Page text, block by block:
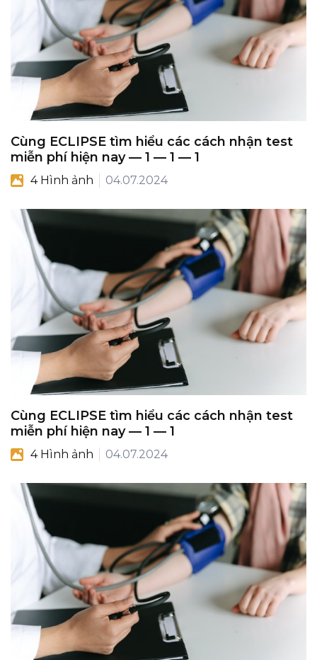
Cùng ECLIPSE tìm hiểu các cách nhận test
miễn phí hiện nay — 1 — 1 — 1
4 Hình ảnh 04.07.2024
Cùng ECLIPSE tìm hiểu các cách nhận test
miễn phí hiện nay — 1 — 1
4 Hình ảnh 04.07.2024